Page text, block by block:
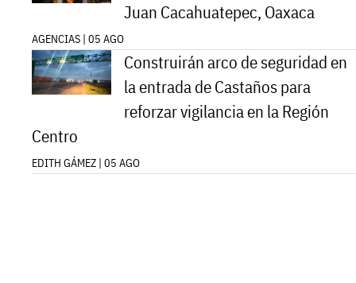
Juan Cacahuatepec, Oaxaca
AGENCIAS | 05 AGO
Construirán arco de seguridad en
la entrada de Castaños para
reforzar vigilancia en la Región
Centro
EDITH GÁMEZ | 05 AGO